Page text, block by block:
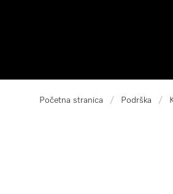
Početna stranica / Podrška /